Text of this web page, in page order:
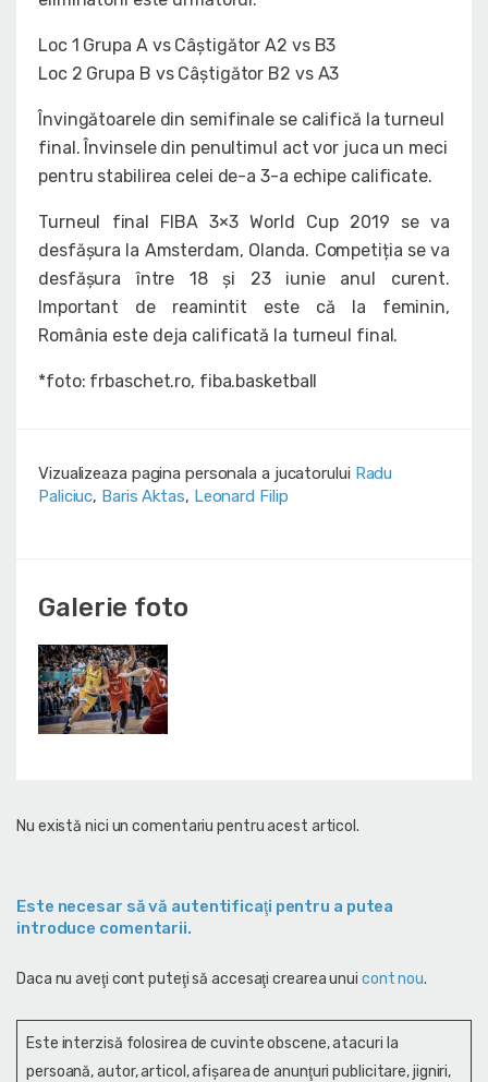
Loc 1 Grupa A vs Câștigător A2 vs B3
Loc 2 Grupa B vs Câștigător B2 vs A3
Învingătoarele din semifinale se califică la turneul
final. Învinsele din penultimul act vor juca un meci
pentru stabilirea celei de-a 3-a echipe calificate.
Turneul final FIBA 3×3 World Cup 2019 se va
desfășura la Amsterdam, Olanda. Competiția se va
desfășura între 18 și 23 iunie anul curent.
Important de reamintit este că la feminin,
România este deja calificată la turneul final.
*foto: frbaschet.ro, fiba.basketball
Vizualizeaza pagina personala a jucatorului Radu
Paliciuc, Baris Aktas, Leonard Filip
Galerie foto
Nu există nici un comentariu pentru acest articol.
Este necesar să vă autentificaţi pentru a putea
introduce comentarii.
Daca nu aveţi cont puteţi să accesaţi crearea unui cont nou.
Este interzisă folosirea de cuvinte obscene, atacuri la
persoană, autor, articol, afişarea de anunţuri publicitare, jigniri,